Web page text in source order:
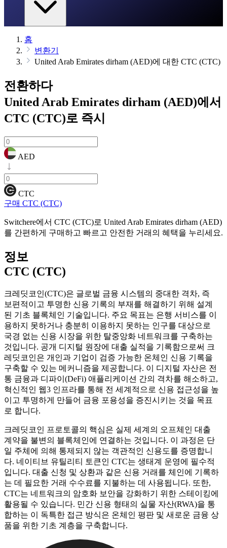
홈
변환기
United Arab Emirates dirham (AED)에 대한 CTC (CTC)
전환하다
United Arab Emirates dirham (AED)에서
CTC (CTC)로 즉시
AED
CTC
구매 CTC (CTC)
Switchere에서 CTC (CTC)로 United Arab Emirates dirham (AED)
를 간편하게 구매하고 빠르고 안전한 거래의 혜택을 누리세요.
정보
CTC (CTC)
크레딧코인(CTC)은 글로벌 금융 시스템의 중대한 격차, 즉
보편적이고 투명한 신용 기록의 부재를 해결하기 위해 설계
된 기초 블록체인 기술입니다. 주요 목표는 은행 서비스를 이
용하지 못하거나 충분히 이용하지 못하는 인구를 대상으로
국경 없는 신용 시장을 위한 탈중앙화 네트워크를 구축하는
것입니다. 공개 디지털 원장에 대출 실적을 기록함으로써 크
레딧코인은 개인과 기업이 검증 가능한 온체인 신용 기록을
구축할 수 있는 메커니즘을 제공합니다. 이 디지털 자산은 전
통 금융과 디파이(DeFi) 애플리케이션 간의 격차를 해소하고,
혁신적인 웹3 인프라를 통해 전 세계적으로 신용 접근성을 높
이고 투명하게 만들어 금융 포용성을 증진시키는 것을 목표
로 합니다.
크레딧코인 프로토콜의 핵심은 실제 세계의 오프체인 대출
계약을 불변의 블록체인에 연결하는 것입니다. 이 과정은 단
일 주체에 의해 통제되지 않는 객관적인 신용도를 증명합니
다. 네이티브 유틸리티 토큰인 CTC는 생태계 운영에 필수적
입니다. 대출 신청 및 상환과 같은 신용 거래를 체인에 기록하
는 데 필요한 거래 수수료를 지불하는 데 사용됩니다. 또한,
CTC는 네트워크의 암호화 보안을 강화하기 위한 스테이킹에
활용될 수 있습니다. 민간 신용 형태의 실물 자산(RWA)을 통
합하는 이 독특한 접근 방식은 온체인 평판 및 새로운 금융 상
품을 위한 기초 계층을 구축합니다.